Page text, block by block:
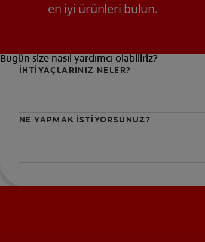
en iyi ürünleri bulun.
Bugün size nasıl yardımcı olabiliriz?
İHTİYAÇLARINIZ NELER?
NE YAPMAK İSTİYORSUNUZ?